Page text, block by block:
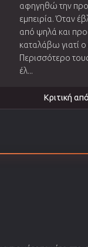
αφηγηθώ την
εμπειρία. Όταν
από ψηλά και
καταλάβω γιατί ο
Περισσότερο
έλ...
Κριτική από